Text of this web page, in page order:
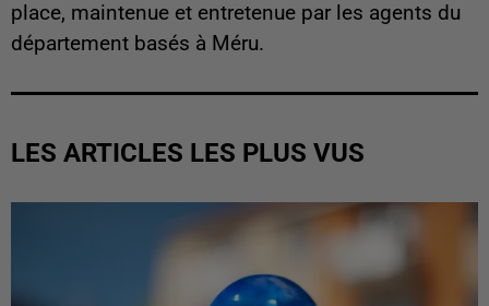
place, maintenue et entretenue par les agents du
département basés à Méru.
LES ARTICLES LES PLUS VUS